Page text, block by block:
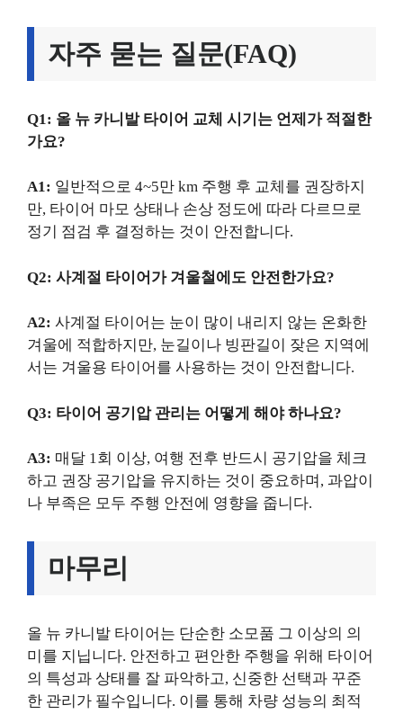
자주 묻는 질문(FAQ)
Q1: 올 뉴 카니발 타이어 교체 시기는 언제가 적절한
가요?
A1: 일반적으로 4~5만 km 주행 후 교체를 권장하지
만, 타이어 마모 상태나 손상 정도에 따라 다르므로
정기 점검 후 결정하는 것이 안전합니다.
Q2: 사계절 타이어가 겨울철에도 안전한가요?
A2: 사계절 타이어는 눈이 많이 내리지 않는 온화한
겨울에 적합하지만, 눈길이나 빙판길이 잦은 지역에
서는 겨울용 타이어를 사용하는 것이 안전합니다.
Q3: 타이어 공기압 관리는 어떻게 해야 하나요?
A3: 매달 1회 이상, 여행 전후 반드시 공기압을 체크
하고 권장 공기압을 유지하는 것이 중요하며, 과압이
나 부족은 모두 주행 안전에 영향을 줍니다.
마무리
올 뉴 카니발 타이어는 단순한 소모품 그 이상의 의
미를 지닙니다. 안전하고 편안한 주행을 위해 타이어
의 특성과 상태를 잘 파악하고, 신중한 선택과 꾸준
한 관리가 필수입니다. 이를 통해 차량 성능의 최적